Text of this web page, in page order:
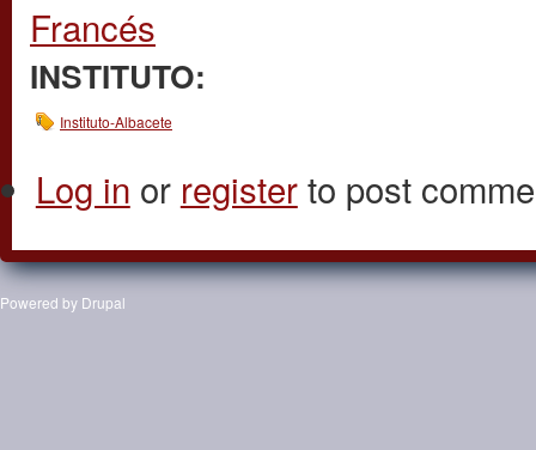
Francés
INSTITUTO:
Instituto-Albacete
Log in or registerto post
Powered by Drupal